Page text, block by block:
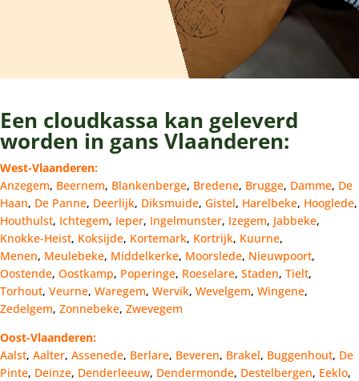
Een cloudkassa kan geleverd
worden in gans Vlaanderen:
West-Vlaanderen:
Anzegem, Beernem, Blankenberge, Bredene, Brugge, Damme, De
Haan, De Panne, Deerlijk, Diksmuide, Gistel, Harelbeke, Hooglede,
Houthulst, Ichtegem, Ieper, Ingelmunster, Izegem, Jabbeke,
Knokke-Heist, Koksijde, Kortemark, Kortrijk, Kuurne,
Menen, Meulebeke, Middelkerke, Moorslede, Nieuwpoort,
Oostende, Oostkamp, Poperinge, Roeselare, Staden, Tielt,
Torhout, Veurne, Waregem, Wervik, Wevelgem, Wingene,
Zedelgem, Zonnebeke, Zwevegem
Oost-Vlaanderen:
Aalst, Aalter, Assenede, Berlare, Beveren, Brakel, Buggenhout, De
Pinte, Deinze, Denderleeuw, Dendermonde, Destelbergen, Eeklo,